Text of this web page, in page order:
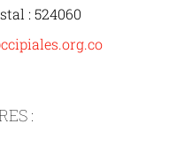
: 524060
: